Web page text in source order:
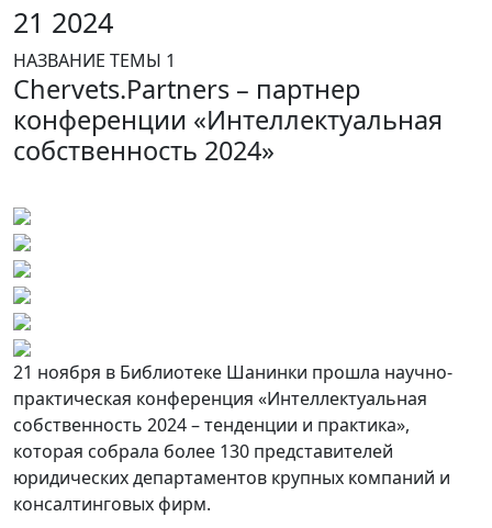
21 2024
НАЗВАНИЕ ТЕМЫ 1
Chervets.Partners – партнер
конференции «Интеллектуальная
собственность 2024»
21 ноября в Библиотеке Шанинки прошла научно-
практическая конференция «Интеллектуальная
собственность 2024 – тенденции и практика»,
которая собрала более 130 представителей
юридических департаментов крупных компаний и
консалтинговых фирм.